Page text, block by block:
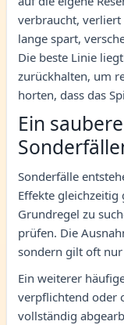
verbraucht, verliert
lange spart,
Die beste Linie
zurückhalten, um
horten, dass das
Ein
Sonderfälle
Effekte
Grundregel zu
prüfen. Die
sondern gilt oft
Ein weiterer
verpflichtend oder
vollständig